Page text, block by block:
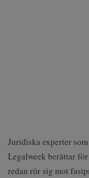
Juridiska experter
Legalweek berättar
redan rör sig mot